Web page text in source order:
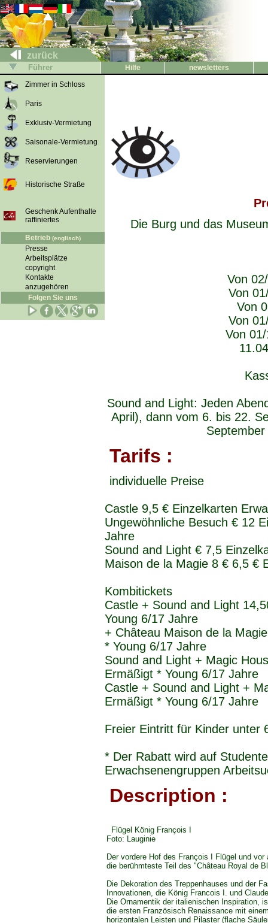
zurück
Führer Hilfe
newsletters
Zimmer in Schloss
Paris
Exklusiv-Vermietung
Saisonale-Vermietung
Reservierungen
Historische Straße
Geschenk Aufenthalte
raffiniertes
Betrieb (englisch)
Presse
Arbeitsplätze
copyright
Kontakte
anzugehören
Folgen Sie uns
Die Burg und das
Von
Von
Von
Von
Von
Sound and Light: Jeden
April), dann vom 6. bis 22.
Tarifs :
individuelle Preise
Castle 9,5 € Einzelkarten
Ungewöhnliche Besuch € 12
Jahre
Sound and Light € 7,5
Maison de la Magie 8 € 6,5 €
Kombitickets
Castle + Sound and Light
Young 6/17 Jahre
+ Château Maison de la
* Young 6/17 Jahre
Sound and Light + Magic
Ermäßigt * Young 6/17 Jahre
Castle + Sound and Light +
Ermäßigt * Young 6/17 Jahre
Freier Eintritt für Kinder unter
* Der Rabatt wird auf
Erwachsenengruppen
Description :
Flügel König François I
Foto: Lauginie
Der vordere Hof des François I Flügel und
die berühmteste Teil des "Château Royal de
Die Dekoration des Treppenhauses und der
Innovationen, die König Francois I. und
Die Ornamentik der italienischen Inspiration,
die ersten Französisch Renaissance mit
horizontalen Leisten und Pilaster (flache